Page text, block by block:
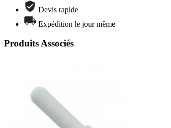
Devis rapide
Expédition le jour même
Produits Associés